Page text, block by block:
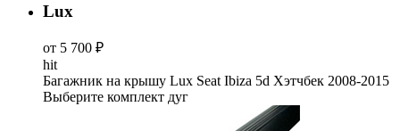
Lux
от 5 700 ₽
hit
Багажник на крышу Lux Seat Ibiza 5d Хэтчбек 2008-2015
Выберите комплект дуг